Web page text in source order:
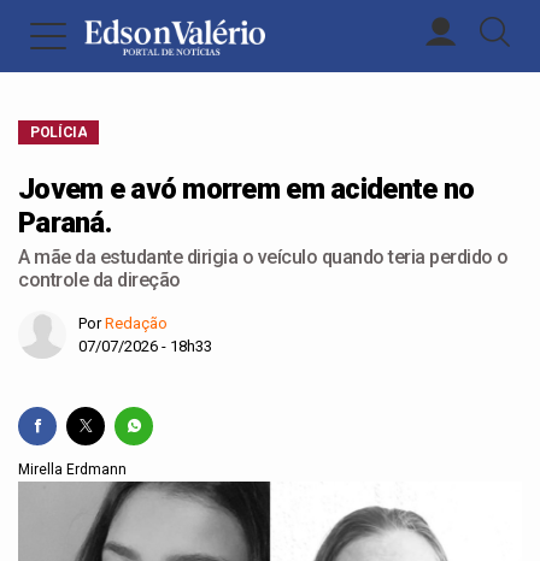
POLÍCIA
Jovem e avó morrem em acidente no
Paraná.
A mãe da estudante dirigia o veículo quando teria perdido o
controle da direção
PorRedação
07/07/2026 - 18h33
Mirella Erdmann